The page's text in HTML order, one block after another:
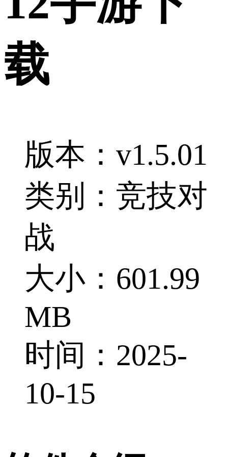
载
版本：v1.5.01
类别：竞技对
战
大小：601.99
MB
时间：2025-
10-15